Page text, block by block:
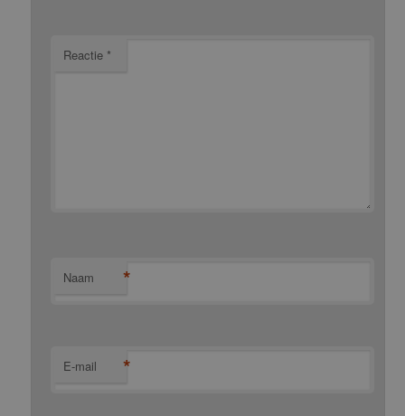
Reactie*
Naam *
E-mail *